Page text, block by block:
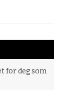
for deg som